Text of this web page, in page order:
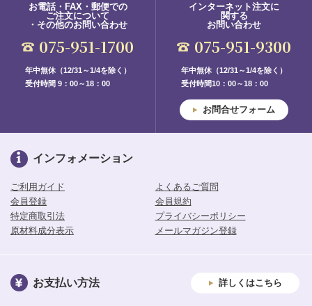
お電話・FAX・郵便での
ご注文について
・その他のお問い合わせ
075-951-1700
年中無休（12/31～1/4を除く）
受付時間 9：00～18：00
インターネット注文に
関する
お問い合わせ
075-951-9300
年中無休（12/31～1/4を除く）
受付時間10：00～18：00
お問合せフォーム
インフォメーション
ご利用ガイド
よくあるご質問
会員登録
会員規約
特定商取引法
プライバシーポリシー
原材料成分表示
メールマガジン登録
お支払い方法 詳しくはこちら